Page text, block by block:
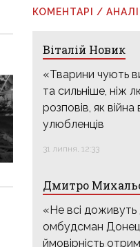
КОМЕНТАРІ /
Віталій Новик
«Тварини чують
та сильніше, ніж
розповів, як
улюбленців
31 липня, 12:33
Дмитро
«Не всі доживуть
омбудсман
ймовірність